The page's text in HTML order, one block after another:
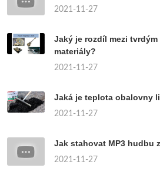
2021-11-27
Jaký je rozdíl mezi
materiály?
2021-11-27
Jaká je teplota obalovny
2021-11-27
Jak stahovat MP3 hudbu
2021-11-27